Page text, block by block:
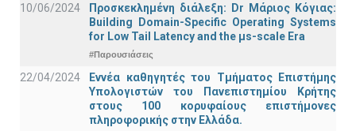
10/06/2024
Προσκεκλημένη διάλεξη: Dr Μάριος Κόγιας:
Building Domain-Specific Operating Systems
for Low Tail Latency and the μs-scale Era
#Παρουσιάσεις
22/04/2024
Εννέα καθηγητές του Τμήματος Επιστήμης
Υπολογιστών του Πανεπιστημίου Κρήτης
στους 100 κορυφαίους επιστήμονες
πληροφορικής στην Ελλάδα.